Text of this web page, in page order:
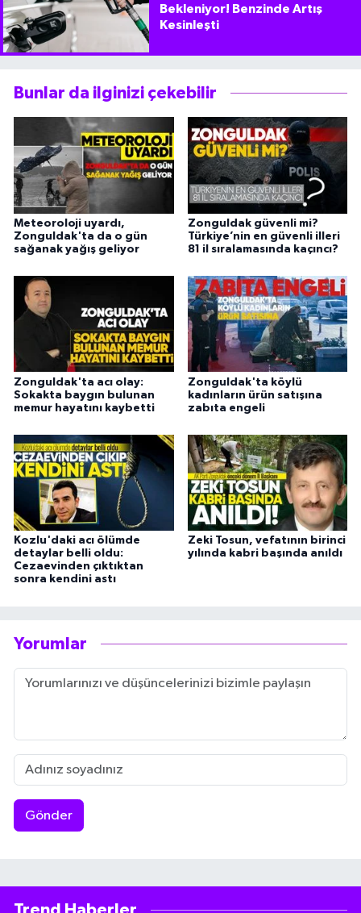
Bekleniyor! Benzinde Artış
Kesinleşti
Bunlar da ilginizi çekebilir
Meteoroloji uyardı,
Zonguldak'ta da o gün
sağanak yağış geliyor
Zonguldak güvenli mi?
Türkiye’nin en güvenli illeri
81 il sıralamasında kaçıncı?
Zonguldak'ta acı olay:
Sokakta baygın bulunan
memur hayatını kaybetti
Zonguldak'ta köylü
kadınların ürün satışına
zabıta engeli
Kozlu'daki acı ölümde
detaylar belli oldu:
Cezaevinden çıktıktan
sonra kendini astı
Zeki Tosun, vefatının birinci
yılında kabri başında anıldı
Yorumlar
Gönder